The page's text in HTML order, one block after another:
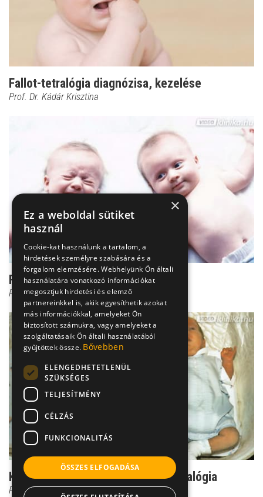
Fallot-tetralógia diagnózisa, kezelése
Prof. Dr. Kádár Krisztina
Fallot-tetralógia tünetei
Prof. Dr. Kádár Krisztina
Kegyetlen négyes - ez a Fallot-tetralógia
Prof. Dr. Kádár Krisztina
×
Ez a weboldal sütiket
használ
Cookie-kat használunk a tartalom, a
hirdetések személyre szabására és a
forgalom elemzésére. Webhelyünk Ön általi
használatára vonatkozó információkat
megosztjuk hirdetési és elemző
partnereinkkel is, akik egyesíthetik azokat
más információkkal, amelyeket Ön
biztosított számukra, vagy amelyeket a
szolgáltatásaik Ön általi használatából
gyűjtöttek össze. Bővebben
ELENGEDHETETLENÜL
SZÜKSÉGES
TELJESÍTMÉNY
CÉLZÁS
FUNKCIONALITÁS
ÖSSZES ELFOGADÁSA